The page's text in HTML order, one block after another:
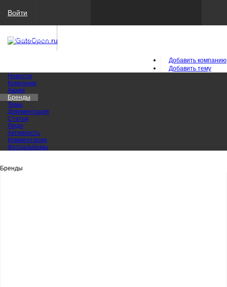
Войти
Регистрация
Добавить компанию
Добавить тему
Новости
Компании
Акции
Бренды
Темы
Документация
Статьи
Люди
Активность
Комментарии
Фотоальбомы
Бренды